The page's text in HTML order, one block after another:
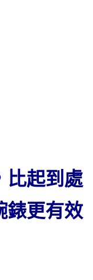
比起到處
錶更有效